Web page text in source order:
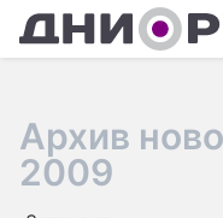
Архив
2009